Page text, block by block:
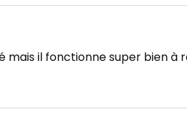
mais il fonctionne super bien à